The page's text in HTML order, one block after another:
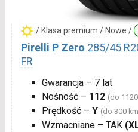
/ Klasa premium / Nowe /
Pirelli P Zero 285/45
FR
Gwarancja – 7 lat
Nośność – 112 (do
Prędkość – Y (do 300
Wzmacniane – TAK